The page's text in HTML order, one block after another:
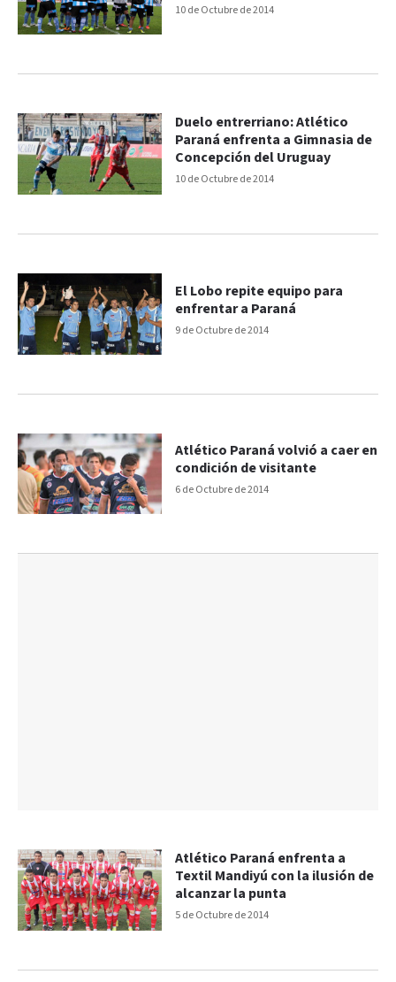
10 de Octubre de 2014
10 de Octubre de 2014
Duelo entrerriano: Atlético
Paraná enfrenta a Gimnasia de
Concepción del Uruguay
9 de Octubre de 2014
El Lobo repite equipo para
enfrentar a Paraná
6 de Octubre de 2014
Atlético Paraná volvió a caer en
condición de visitante
5 de Octubre de 2014
Atlético Paraná enfrenta a
Textil Mandiyú con la ilusión de
alcanzar la punta